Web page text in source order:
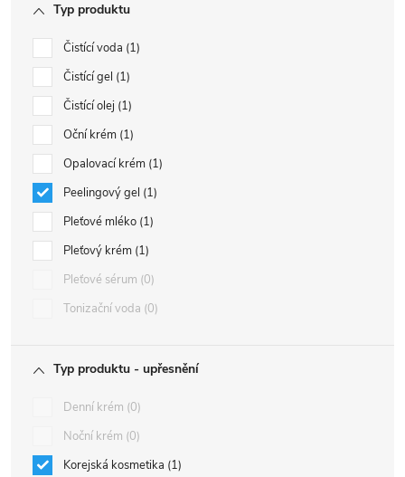
Typ produktu
Čistící voda 1
Čistící gel 1
Čistící olej 1
Oční krém 1
Opalovací krém 1
Peelingový gel 1
Pleťové mléko 1
Pleťový krém 1
Pleťové sérum 0
Tonizační voda 0
Typ produktu - upřesnění
Denní krém 0
Noční krém 0
Korejská kosmetika 1